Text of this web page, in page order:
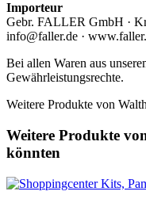
Importeur
Gebr. FALLER GmbH ·
info@faller.de ·
Bei allen Waren aus
Gewährleistungsrechte.
Weitere Produkte von
Weitere Produkte
könnten